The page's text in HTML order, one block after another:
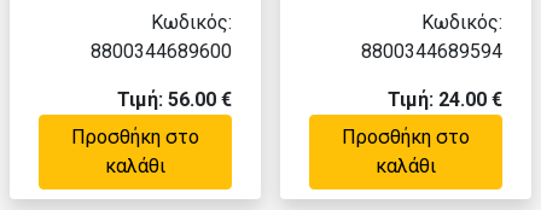
Κωδικός:
8800344689600
Τιμή: 56.00 €
Προσθήκη στο
καλάθι
Κωδικός:
8800344689594
Τιμή: 24.00 €
Προσθήκη στο
καλάθι